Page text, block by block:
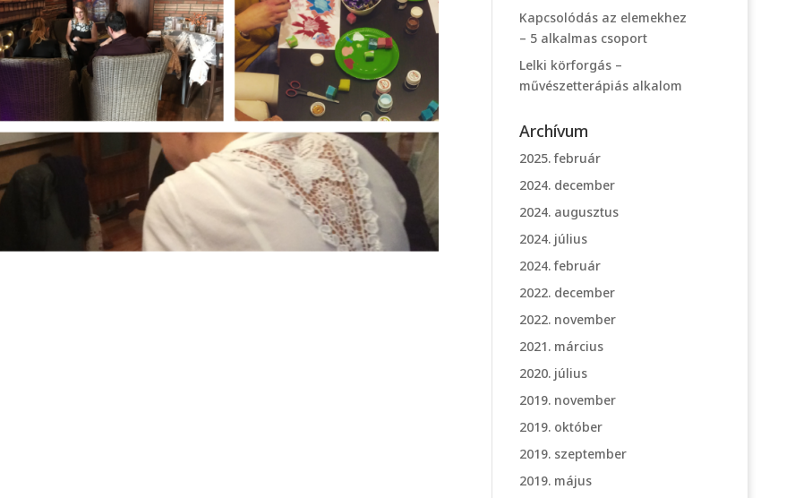
Kapcsolódás az elemekhez
– 5 alkalmas csoport
Lelki körforgás –
művészetterápiás alkalom
Archívum
2025. február
2024. december
2024. augusztus
2024. július
2024. február
2022. december
2022. november
2021. március
2020. július
2019. november
2019. október
2019. szeptember
2019. május